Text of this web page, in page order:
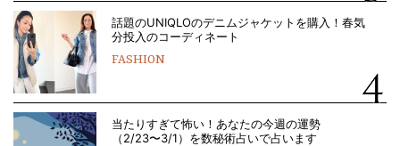
話題のUNIQLOのデニムジャケットを購入！春気
分投入のコーディネート
FASHION
当たりすぎて怖い！あなたの今週の運勢
（2/23〜3/1）を数秘術占いで占います